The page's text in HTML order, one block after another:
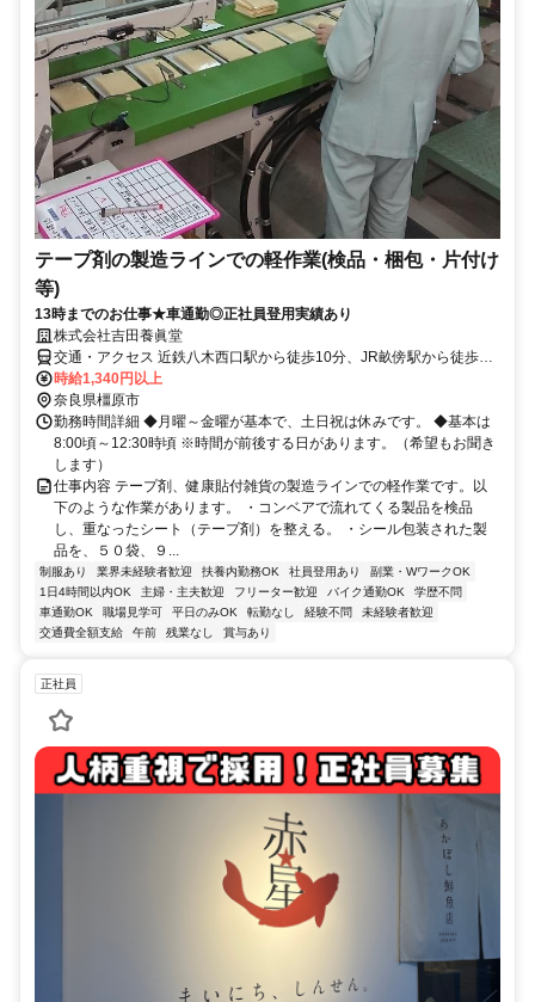
テープ剤の製造ラインでの軽作業(検品・梱包・片付け
等)
13時までのお仕事★車通勤◎正社員登用実績あり
株式会社吉田養眞堂
交通・アクセス 近鉄八木西口駅から徒歩10分、JR畝傍駅から徒歩5
分 車通勤できます。（駐車場完備）
時給1,340円以上
奈良県橿原市
勤務時間詳細 ◆月曜～金曜が基本で、土日祝は休みです。 ◆基本は
8:00頃～12:30時頃 ※時間が前後する日があります。（希望もお聞き
します）
仕事内容 テープ剤、健康貼付雑貨の製造ラインでの軽作業です。以
下のような作業があります。 ・コンベアで流れてくる製品を検品
し、重なったシート（テープ剤）を整える。 ・シール包装された製
品を、５０袋、９...
制服あり 業界未経験者歓迎 扶養内勤務OK 社員登用あり
副業・WワークOK
1日4時間以内OK
主婦・主夫歓迎 フリーター歓迎 バイク通勤OK
学歴不問
車通勤OK
職場見学可 平日のみOK 転勤なし 経験不問
未経験者歓迎
交通費全額支給
午前 残業なし 賞与あり
正社員